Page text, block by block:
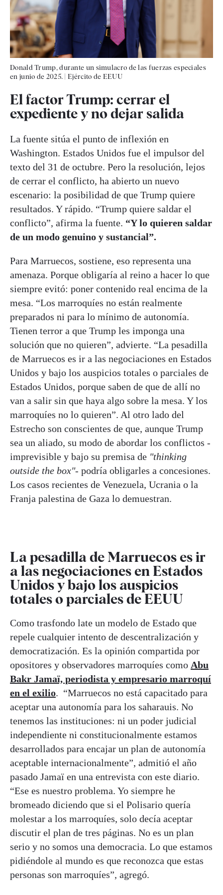
Donald Trump, durante un simulacro de las fuerzas especiales
en junio de 2025. |Ejército de EEUU
El factor Trump: cerrar el
expediente y no dejar salida
La fuente sitúa el punto de inflexión en
Washington. Estados Unidos fue el impulsor del
texto del 31 de octubre. Pero la resolución, lejos
de cerrar el conflicto, ha abierto un nuevo
escenario: la posibilidad de que Trump quiere
resultados. Y rápido. “Trump quiere saldar el
conflicto”, afirma la fuente. “Y lo quieren saldar
de un modo genuino y sustancial”.
Para Marruecos, sostiene, eso representa una
amenaza. Porque obligaría al reino a hacer lo que
siempre evitó: poner contenido real encima de la
mesa. “Los marroquíes no están realmente
preparados ni para lo mínimo de autonomía.
Tienen terror a que Trump les imponga una
solución que no quieren”, advierte. “La pesadilla
de Marruecos es ir a las negociaciones en Estados
Unidos y bajo los auspicios totales o parciales de
Estados Unidos, porque saben de que de allí no
van a salir sin que haya algo sobre la mesa. Y los
marroquíes no lo quieren”. Al otro lado del
Estrecho son conscientes de que, aunque Trump
sea un aliado, su modo de abordar los conflictos -
imprevisible y bajo su premisa de "thinking
outside the box"- podría obligarles a concesiones.
Los casos recientes de Venezuela, Ucrania o la
Franja palestina de Gaza lo demuestran.
La pesadilla de Marruecos es ir
a las negociaciones en Estados
Unidos y bajo los auspicios
totales o parciales de EEUU
Como trasfondo late un modelo de Estado que
repele cualquier intento de descentralización y
democratización. Es la opinión compartida por
opositores y observadores marroquíes como Abu
Bakr Jamaï, periodista y empresario marroquí
en el exilio. “Marruecos no está capacitado para
aceptar una autonomía para los saharauis. No
tenemos las instituciones: ni un poder judicial
independiente ni constitucionalmente estamos
desarrollados para encajar un plan de autonomía
aceptable internacionalmente”, admitió el año
pasado Jamaï en una entrevista con este diario.
“Ese es nuestro problema. Yo siempre he
bromeado diciendo que si el Polisario quería
molestar a los marroquíes, solo decía aceptar
discutir el plan de tres páginas. No es un plan
serio y no somos una democracia. Lo que estamos
pidiéndole al mundo es que reconozca que estas
personas son marroquíes”, agregó.